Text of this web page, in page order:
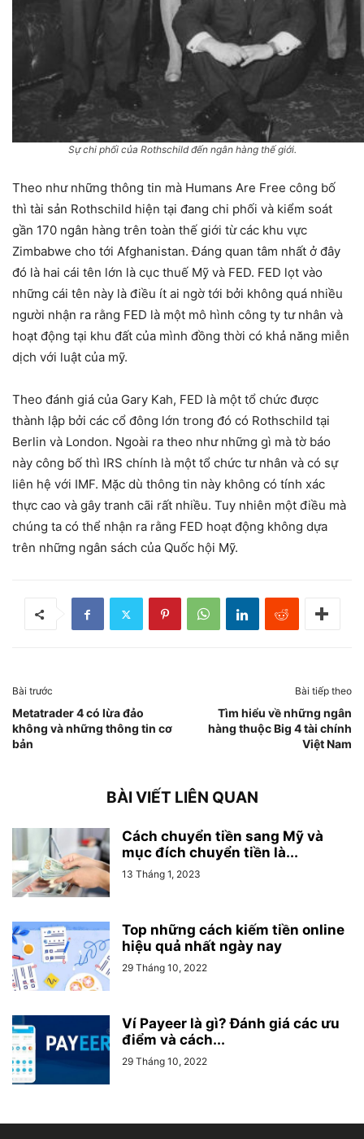
Sự chi phối của Rothschild đến ngân hàng thế giới.
Theo như những thông tin mà Humans Are Free công bố
thì tài sản Rothschild hiện tại đang chi phối và kiểm soát
gần 170 ngân hàng trên toàn thế giới từ các khu vực
Zimbabwe cho tới Afghanistan. Đáng quan tâm nhất ở đây
đó là hai cái tên lớn là cục thuế Mỹ và FED. FED lọt vào
những cái tên này là điều ít ai ngờ tới bởi không quá nhiều
người nhận ra rằng FED là một mô hình công ty tư nhân và
hoạt động tại khu đất của mình đồng thời có khả năng miễn
dịch với luật của mỹ.
Theo đánh giá của Gary Kah, FED là một tổ chức được
thành lập bởi các cổ đông lớn trong đó có Rothschild tại
Berlin và London. Ngoài ra theo như những gì mà tờ báo
này công bố thì IRS chính là một tổ chức tư nhân và có sự
liên hệ với IMF. Mặc dù thông tin này không có tính xác
thực cao và gây tranh cãi rất nhiều. Tuy nhiên một điều mà
chúng ta có thể nhận ra rằng FED hoạt động không dựa
trên những ngân sách của Quốc hội Mỹ.
Bài trước
Metatrader 4 có lừa đảo
không và những thông tin cơ
bản
Bài tiếp theo
Tìm hiểu về những ngân
hàng thuộc Big 4 tài chính
Việt Nam
BÀI VIẾT LIÊN QUAN
Cách chuyển tiền sang Mỹ và
mục đích chuyển tiền là...
13 Tháng 1, 2023
Top những cách kiếm tiền online
hiệu quả nhất ngày nay
29 Tháng 10, 2022
Ví Payeer là gì? Đánh giá các ưu
điểm và cách...
29 Tháng 10, 2022